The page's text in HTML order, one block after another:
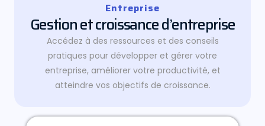
Entreprise
Gestion et croissance d’entreprise
Accédez à des ressources et des conseils
pratiques pour développer et gérer votre
entreprise, améliorer votre productivité, et
atteindre vos objectifs de croissance.